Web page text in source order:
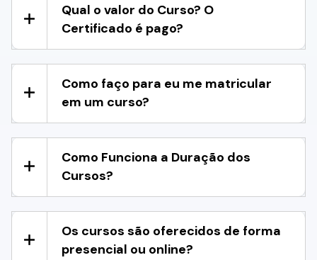
Qual o valor do Curso? O
Certificado é pago?
Como faço para eu me matricular
em um curso?
Como Funciona a Duração dos
Cursos?
Os cursos são oferecidos de forma
presencial ou online?